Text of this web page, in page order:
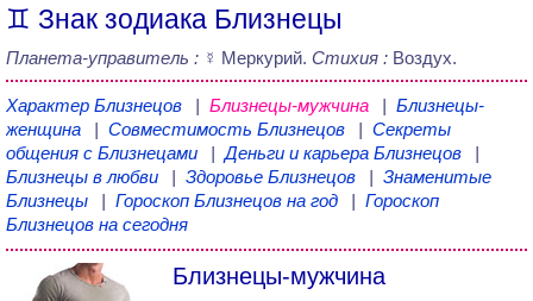
♊ Знак зодиака Близнецы
Планета-управитель : ☿ Меркурий. Стихия : Воздух.
Характер Близнецов | Близнецы-мужчина | Близнецы-
женщина
| Совместимость Близнецов | Секреты
общения с Близнецами
|Деньги и карьера Близнецов
|
Близнецы в любви
| Здоровье Близнецов | Знаменитые
Близнецы
| Гороскоп Близнецов на год | Гороскоп
Близнецов на сегодня
Близнецы-мужчина